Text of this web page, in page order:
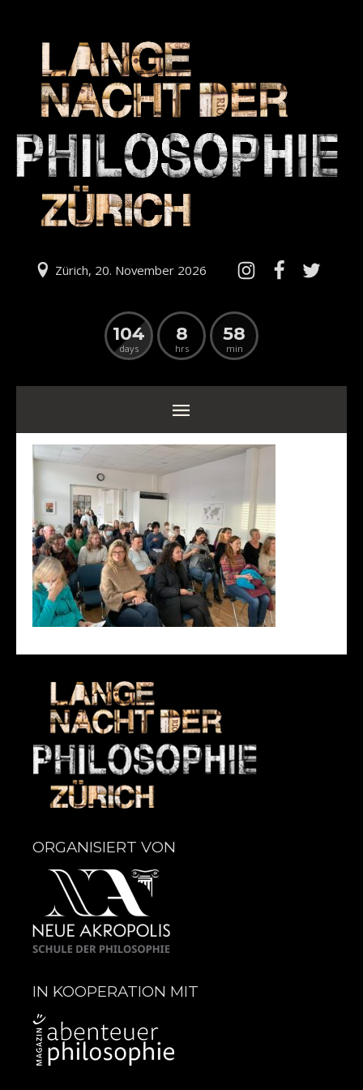
Zürich, 20. November 2026
104
days
8
hrs
58
min
ORGANISIERT VON
IN KOOPERATION MIT